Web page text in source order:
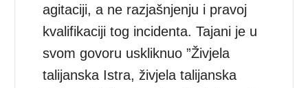
agitaciji, a ne razjašnjenju i pravoj
kvalifikaciji tog incidenta. Tajani je u
svom govoru uskliknuo ”Živjela
talijanska Istra, živjela talijanska